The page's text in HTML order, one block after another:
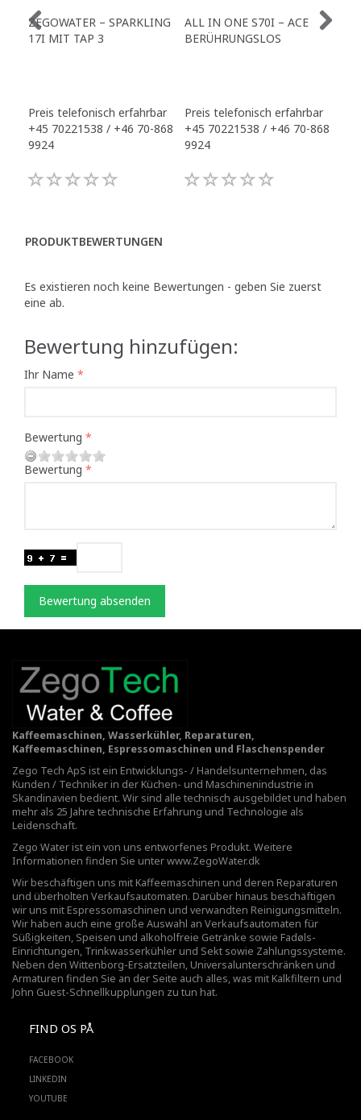
ZEGOWATER – SPARKLING
17I MIT TAP 3
Preis telefonisch erfahrbar
+45 70221538 / +46 70-868
9924
ALL IN ONE S70I – ACE
BERÜHRUNGSLOS
Preis telefonisch erfahrbar
+45 70221538 / +46 70-868
9924
PRODUKTBEWERTUNGEN
Es existieren noch keine Bewertungen - geben Sie zuerst
eine ab.
Bewertung hinzufügen:
Ihr Name
Bewertung
Bewertung
Bewertung absenden
Kaffeemaschinen, Wasserkühler, Reparaturen,
Kaffeemaschinen, Espressomaschinen und Flaschenspender
Zego Tech ApS ist ein Entwicklungs- / Handelsunternehmen, das
Kunden / Techniker in der Küchen- und Maschinenindustrie in
Skandinavien bedient. Wir sind alle technisch ausgebildet und haben
mehr als 25 Jahre technische Erfahrung und Technologie als
Leidenschaft.
Zego Water ist ein von uns entworfenes Produkt. Weitere
Informationen finden Sie unterwww.ZegoWater.dk
Wir beschäftigen uns mit Kaffeemaschinen und deren Reparaturen
und überholten Verkaufsautomaten. Darüber hinaus beschäftigen
wir uns mit Espressomaschinen und verwandten Reinigungsmitteln.
Wir haben auch eine große Auswahl an Verkaufsautomaten für
Süßigkeiten, Speisen und alkoholfreie Getränke sowie Fadøls-
Einrichtungen, Trinkwasserkühler und Sekt sowie Zahlungssysteme.
Neben den Wittenborg-Ersatzteilen, Universalunterschränken und
Armaturen finden Sie an der Seite auch alles, was mit Kalkfiltern und
John Guest-Schnellkupplungen zu tun hat.
FIND OS PÅ
FACEBOOK
LINKEDIN
YOUTUBE